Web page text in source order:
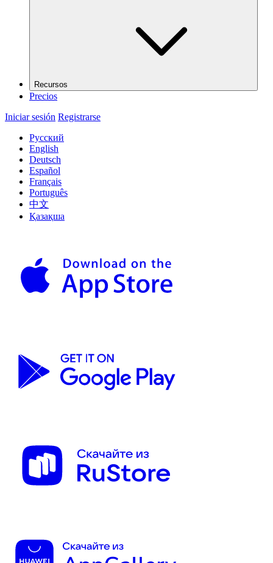
Recursos
Precios
Iniciar sesión Registrarse
Русский
English
Deutsch
Español
Français
Português
中文
Қазақша